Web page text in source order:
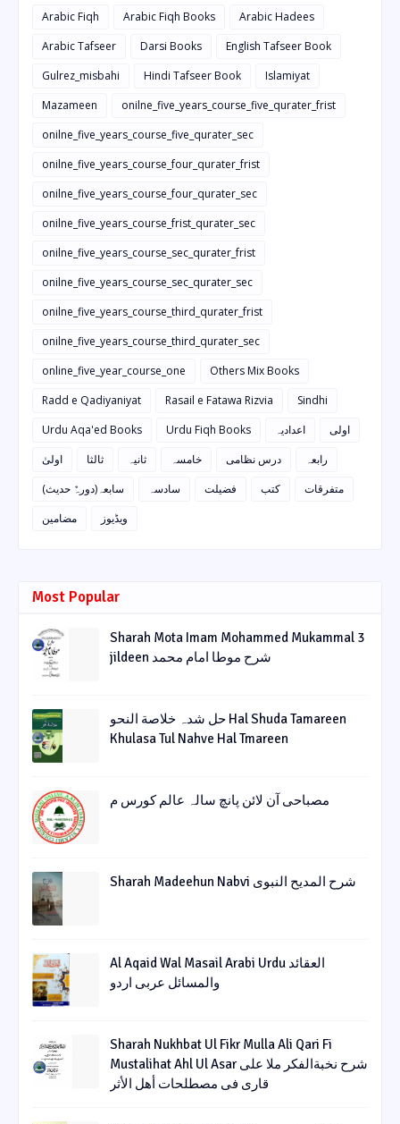
Arabic Fiqh Arabic Fiqh Books
Arabic Hadees
Arabic Tafseer
Darsi Books
English Tafseer Book
Gulrez_misbahi
Hindi Tafseer Book
Islamiyat
Mazameen
onilne_five_years_course_five_qurater_frist
onilne_five_years_course_five_qurater_sec
onilne_five_years_course_four_qurater_frist
onilne_five_years_course_four_qurater_sec
onilne_five_years_course_frist_qurater_sec
onilne_five_years_course_sec_qurater_frist
onilne_five_years_course_sec_qurater_sec
onilne_five_years_course_third_qurater_frist
onilne_five_years_course_third_qurater_sec
online_five_year_course_one
Others Mix Books
Radd e Qadiyaniyat
Rasail e Fatawa Rizvia
Sindhi
Urdu Aqa'ed Books
Urdu Fiqh Books اعدادیہ
اولی
اولیٰ
ثالثا ثانیہ خامسہ درس نظامی
رابعہ
سابعہ(دورہٌ حدیث)
سادسہ فضیلت کتب
متفرقات
مضامین
ویڈیوز
Most Popular
Sharah Mota Imam Mohammed Mukammal 3
jildeen شرح موطا امام محمد
حل شدہ خلاصة النحو Hal Shuda Tamareen
Khulasa Tul Nahve Hal Tmareen
مصباحی آن لائن پانچ سالہ عالم کورس م
Sharah Madeehun Nabvi شرح المدیح النبوی
Al Aqaid Wal Masail Arabi Urdu العقائد
والمسائل عربی اردو
Sharah Nukhbat Ul Fikr Mulla Ali Qari Fi
Mustalihat Ahl Ul Asar شرح نخبةالفکر ملا علی
قاری فی مصطلحات أھل الأثر